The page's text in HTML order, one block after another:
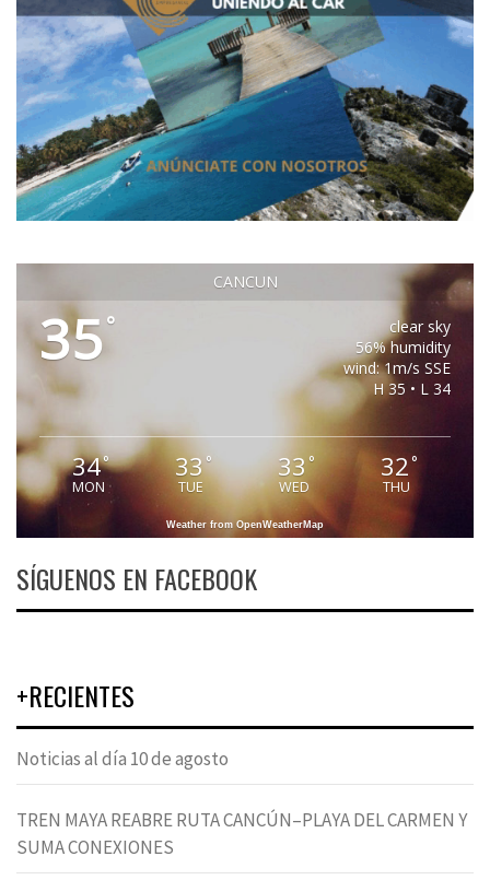
CANCUN
35°
clear sky
56% humidity
wind: 1m/s SSE
H 35 • L 34
34°
MON
33°
TUE
33 °
WED
32°
THU
Weather from OpenWeatherMap
SÍGUENOS EN FACEBOOK
+RECIENTES
Noticias al día 10 de agosto
TREN MAYA REABRE RUTA CANCÚN–PLAYA DEL CARMEN Y
SUMA CONEXIONES